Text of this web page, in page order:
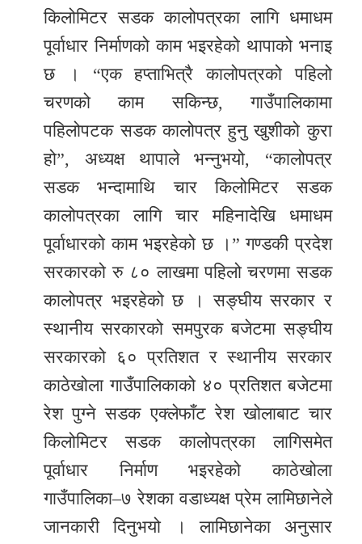
किलोमिटर सडक कालोपत्रका लागि धमाधम
पूर्वाधार निर्माणको काम भइरहेको थापाको भनाइ
छ । “एक हप्ताभित्रै कालोपत्रको पहिलो
चरणको काम सकिन्छ, गाउँपालिकामा
पहिलोपटक सडक कालोपत्र हुनु खुशीको कुरा
हो”, अध्यक्ष थापाले भन्नुभयो, “कालोपत्र
सडक भन्दामाथि चार किलोमिटर सडक
कालोपत्रका लागि चार महिनादेखि धमाधम
पूर्वाधारको काम भइरहेको छ ।” गण्डकी प्रदेश
सरकारको रु ८० लाखमा पहिलो चरणमा सडक
कालोपत्र भइरहेको छ । सङ्घीय सरकार र
स्थानीय सरकारको समपुरक बजेटमा सङ्घीय
सरकारको ६० प्रतिशत र स्थानीय सरकार
काठेखोला गाउँपालिकाको ४० प्रतिशत बजेटमा
रेश पुग्ने सडक एक्लेफाँट रेश खोलाबाट चार
किलोमिटर सडक कालोपत्रका लागिसमेत
पूर्वाधार निर्माण भइरहेको काठेखोला
गाउँपालिका–७ रेशका वडाध्यक्ष प्रेम लामिछानेले
जानकारी दिनुभयो । लामिछानेका अनुसार